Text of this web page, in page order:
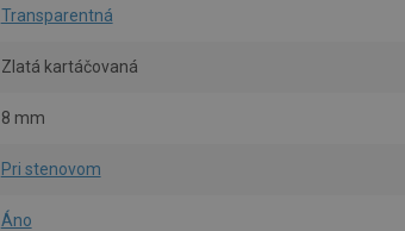
Transparentná
Zlatá kartáčovaná
8 mm
Pri stenovom
Áno